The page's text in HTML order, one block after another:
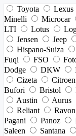
Toyota Lexus
Minelli
Microcar
LTI
Lotus
Jensen
Jeep
Hispano-Suiza
Fuqi
FSO
Dodge
DKW
Cizeta
Citroen
Bufori
Bristol
Austin
Aurus
Reliant
Ravon
Pagani
Panoz
Saleen
Santana